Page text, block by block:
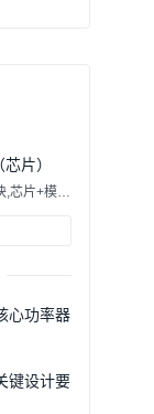
片）
研发设计碳化硅MOS管与SiC模块,芯片+模块+应用三位一体模式
心功率器
键设计要